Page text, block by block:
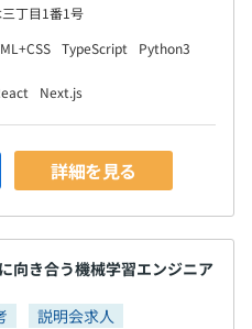
丁目1番1号
TypeScript
Python3
Next.js
詳細を見る
向き合う機械学習エンジニア
説明会求人